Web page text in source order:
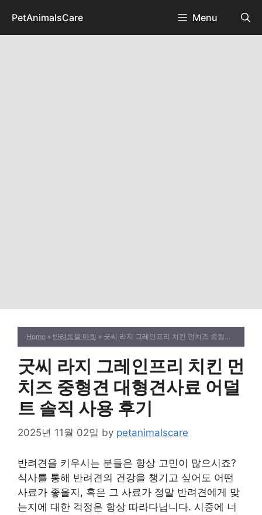
content
PetAnimalsCare Menu
Home » 반려동물 마켓 » 굿씨 라지 그레인프리 치킨 먼치즈 중형견 대형견사료 어덜트 솔직 사용 후기
굿씨 라지 그레인프리 치킨 먼
치즈 중형견 대형견사료 어덜
트 솔직 사용 후기
2025년 11월 02일 by petanimalscare
반려견을 키우시는 분들은 항상 고민이 많으시죠?
식사를 통해 반려견의 건강을 챙기고 싶어도 어떤
사료가 좋을지, 혹은 그 사료가 정말 반려견에게 맞
는지에 대한 걱정은 항상 따라다닙니다. 시중에 너